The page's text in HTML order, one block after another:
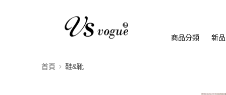
商品分類 新
首頁 鞋&靴